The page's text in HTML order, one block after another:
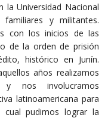
la Universidad Nacional
y militantes.
con los inicios de las
de la orden de prisión
histórico en Junín.
años realizamos
y nos involucramos
latinoamericana para
pudimos lograr la